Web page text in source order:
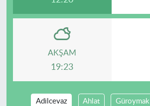
AKŞAM
19:23
Adilcevaz Ahlat Güroymak